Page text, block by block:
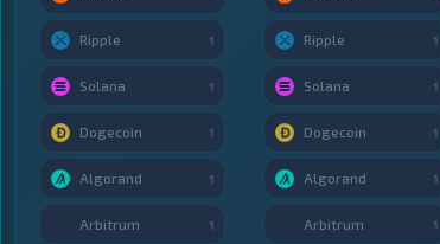
Ripple 1
Solana 1
Dogecoin 1
Algorand 1
Arbitrum 1
Ripple 1
Solana 1
Dogecoin 1
Algorand 1
Arbitrum 1